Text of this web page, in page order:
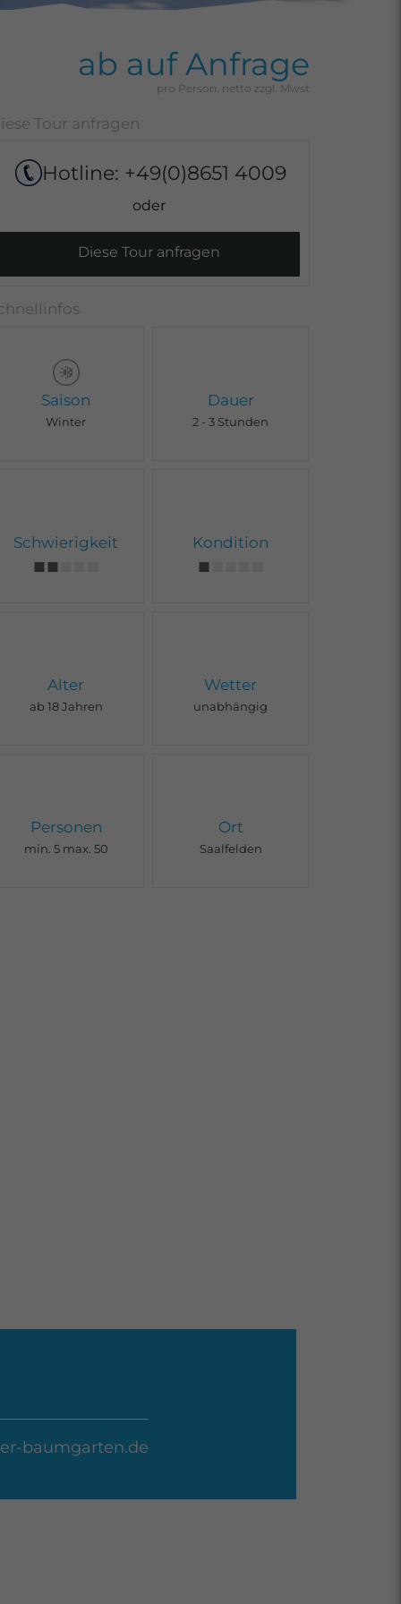
ab auf Anfrage
Hotline: +49(0)8651 4009
Diese Tour anfragen
Saison
Winter
Dauer
2 - 3 Stunden
Schwierigkeit Kondition
Alter
ab 18 Jahren
Wetter
unabhängig
Personen
min. 5 max. 50
Ort
Saalfelden
baumgarten.de